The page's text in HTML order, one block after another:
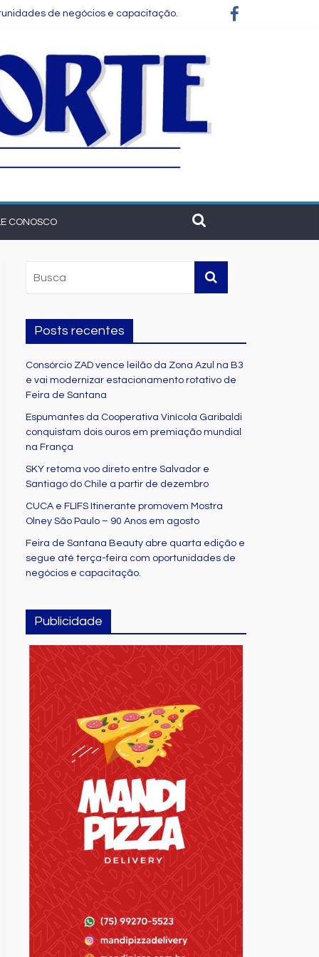
de negócios e capacitação.
CONOSCO
Posts recentes
Consórcio ZAD vence leilão da Zona Azul na B3
e vai modernizar estacionamento rotativo de
Feira de Santana
Espumantes da Cooperativa Vinícola Garibaldi
conquistam dois ouros em premiação mundial
na França
SKY retoma voo direto entre Salvador e
Santiago do Chile a partir de dezembro
CUCA e FLIFS Itinerante promovem Mostra
Olney São Paulo – 90 Anos em agosto
Feira de Santana Beauty abre quarta edição e
segue até terça-feira com oportunidades de
negócios e capacitação.
Publicidade